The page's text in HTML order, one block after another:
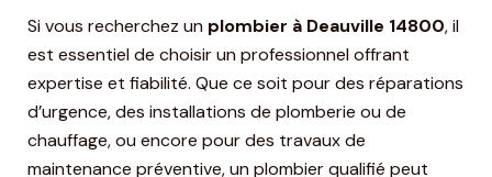
Si vous recherchez un plombier à Deauville 14800, il
est essentiel de choisir un professionnel offrant
expertise et fiabilité. Que ce soit pour des réparations
d’urgence, des installations de plomberie ou de
chauffage, ou encore pour des travaux de
maintenance préventive, un plombier qualifié peut